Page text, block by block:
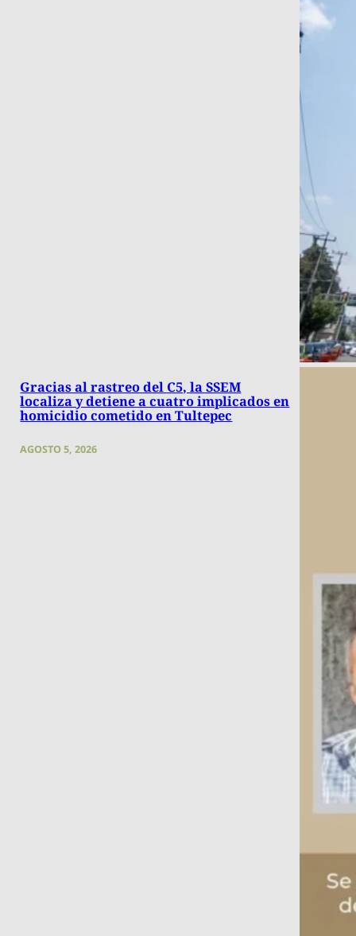
Gracias al rastreo del C5, la SSEM
localiza y detiene a cuatro implicados en
homicidio cometido en Tultepec
AGOSTO 5, 2026